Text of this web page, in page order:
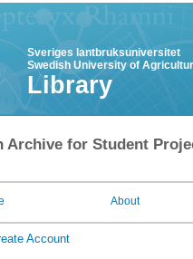
Sveriges lantbruksuniversitet
Swedish University of
Library
Archive for Student
About
Account